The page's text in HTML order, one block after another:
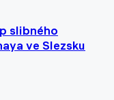
slibného
ve Slezsku